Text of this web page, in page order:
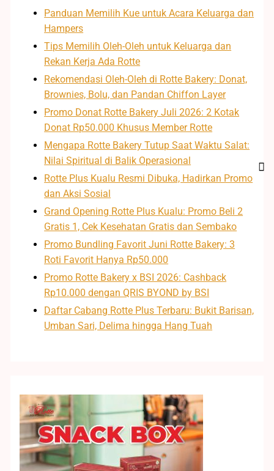
Panduan Memilih Kue untuk Acara Keluarga dan
Hampers
Tips Memilih Oleh-Oleh untuk Keluarga dan
Rekan Kerja Ada Rotte
Rekomendasi Oleh-Oleh di Rotte Bakery: Donat,
Brownies, Bolu, dan Pandan Chiffon Layer
Promo Donat Rotte Bakery Juli 2026: 2 Kotak
Donat Rp50.000 Khusus Member Rotte
Mengapa Rotte Bakery Tutup Saat Waktu Salat:
Nilai Spiritual di Balik Operasional
Rotte Plus Kualu Resmi Dibuka, Hadirkan Promo
dan Aksi Sosial
Grand Opening Rotte Plus Kualu: Promo Beli 2
Gratis 1, Cek Kesehatan Gratis dan Sembako
Promo Bundling Favorit Juni Rotte Bakery: 3
Roti Favorit Hanya Rp50.000
Promo Rotte Bakery x BSI 2026: Cashback
Rp10.000 dengan QRIS BYOND by BSI
Daftar Cabang Rotte Plus Terbaru: Bukit Barisan,
Umban Sari, Delima hingga Hang Tuah